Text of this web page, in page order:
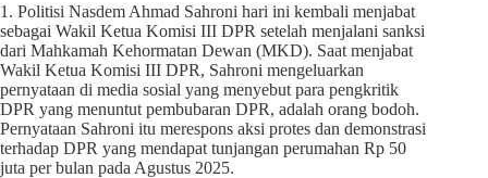
1. Politisi Nasdem Ahmad Sahroni hari ini kembali menjabat
sebagai Wakil Ketua Komisi III DPR setelah menjalani sanksi
dari Mahkamah Kehormatan Dewan (MKD). Saat menjabat
Wakil Ketua Komisi III DPR, Sahroni mengeluarkan
pernyataan di media sosial yang menyebut para pengkritik
DPR yang menuntut pembubaran DPR, adalah orang bodoh.
Pernyataan Sahroni itu merespons aksi protes dan demonstrasi
terhadap DPR yang mendapat tunjangan perumahan Rp 50
juta per bulan pada Agustus 2025.